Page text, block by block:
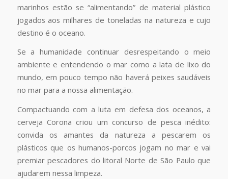
marinhos estão se “alimentando” de material plástico
jogados aos milhares de toneladas na natureza e cujo
destino é o oceano.
Se a humanidade continuar desrespeitando o meio
ambiente e entendendo o mar como a lata de lixo do
mundo, em pouco tempo não haverá peixes saudáveis
no mar para a nossa alimentação.
Compactuando com a luta em defesa dos oceanos, a
cerveja Corona criou um concurso de pesca inédito:
convida os amantes da natureza a pescarem os
plásticos que os humanos-porcos jogam no mar e vai
premiar pescadores do litoral Norte de São Paulo que
ajudarem nessa limpeza.